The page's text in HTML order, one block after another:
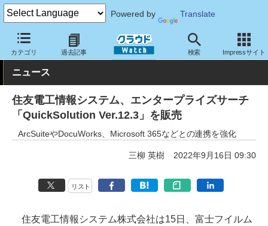
Powered by Translate
カテゴリ 過去記事 検索 Impressサイト
クラウド Watch サービス・ソフト ソフトウェア ミドルウェア
ニュース
住友電工情報システム、エンタープライズサーチ
「QuickSolution Ver.12.3」を販売
ArcSuiteやDocuWorks、Microsoft 365などとの連携を強化
三柳 英樹 2022年9月16日 09:30
リスト
住友電工情報システム株式会社は15日、富士フイルム